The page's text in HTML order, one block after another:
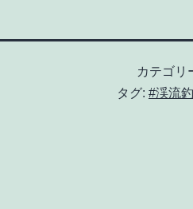
カテゴリ
タグ: #渓流